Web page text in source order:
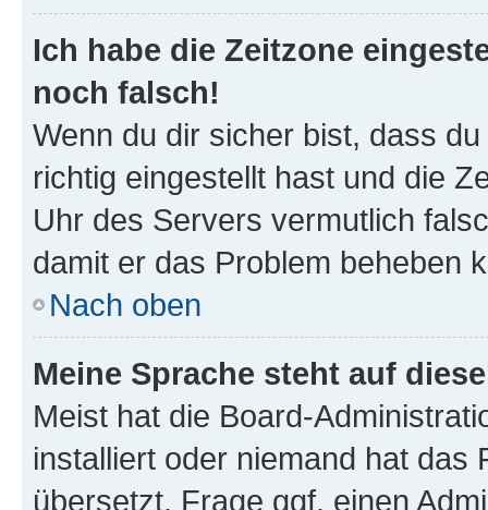
Ich habe die Zeitzone
noch falsch!
Wenn du dir sicher bist, dass
richtig eingestellt hast und die
Uhr des Servers vermutlich
damit er das Problem beheben
Nach oben
Meine Sprache steht auf
Meist hat die Board-
installiert oder niemand hat das
übersetzt. Frage ggf. einen